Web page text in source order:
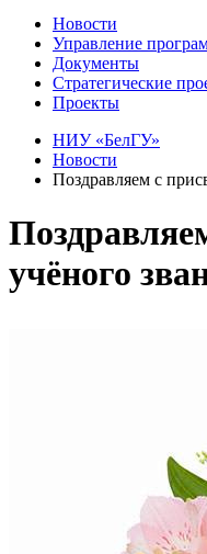
Новости
Управление
Документы
Стратегические
Проекты
НИУ «БелГУ»
Новости
Поздравляем с
учёного